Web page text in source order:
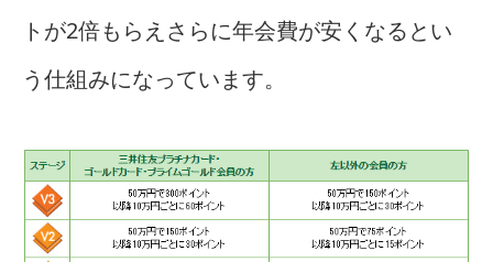
トが2倍もらえさらに年会費が安くなるとい
う仕組みになっています。